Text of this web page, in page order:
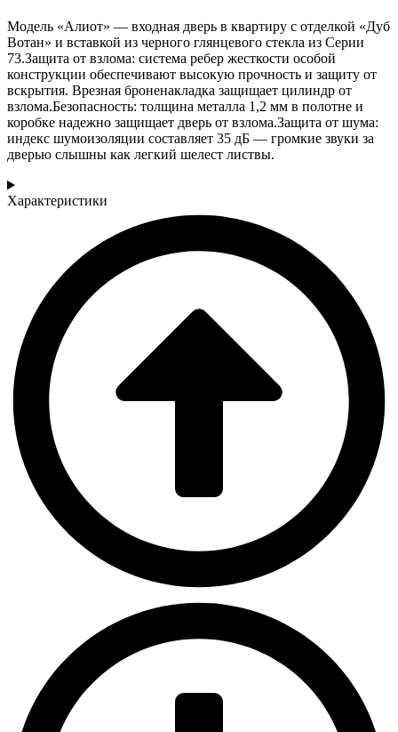
Модель «Алиот» — входная дверь в квартиру с отделкой «Дуб
Вотан» и вставкой из черного глянцевого стекла из Серии
73.Защита от взлома: система ребер жесткости особой
конструкции обеспечивают высокую прочность и защиту от
вскрытия. Врезная броненакладка защищает цилиндр от
взлома.Безопасность: толщина металла 1,2 мм в полотне и
коробке надежно защищает дверь от взлома.Защита от шума:
индекс шумоизоляции составляет 35 дБ — громкие звуки за
дверью слышны как легкий шелест листвы.
Характеристики